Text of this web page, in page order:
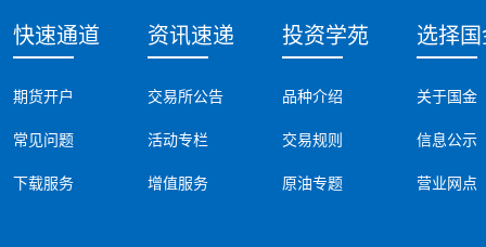
快速通道
期货开户
常见问题
下载服务
资讯速递
交易所公告
活动专栏
增值服务
投资学苑
品种介绍
交易规则
原油专题
选择
关于国金
信息公示
营业网点